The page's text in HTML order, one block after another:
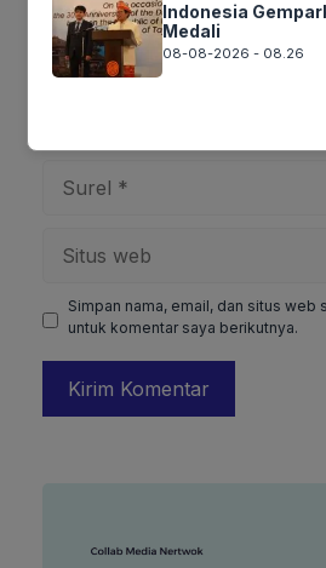
web
Simpan nama, email, dan situs web
untuk komentar saya berikutnya.
Indonesia
Medali
08-08-2026 - 08.26